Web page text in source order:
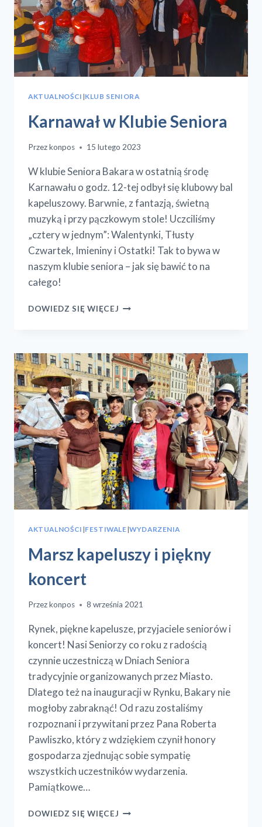
AKTUALNOŚCI |KLUB SENIORA
Karnawał w Klubie Seniora
Przezkonpos 15 lutego 2023
W klubie Seniora Bakara w ostatnią środę
Karnawału o godz. 12-tej odbył się klubowy bal
kapeluszowy. Barwnie, z fantazją, świetną
muzyką i przy pączkowym stole! Uczciliśmy
„cztery w jednym”: Walentynki, Tłusty
Czwartek, Imieniny i Ostatki! Tak to bywa w
naszym klubie seniora – jak się bawić to na
całego!
DOWIEDZ SIĘ WIĘCEJ KARNAWAŁ
AKTUALNOŚCI |FESTIWALE|WYDARZENIA
Marsz kapeluszy i piękny
koncert
Przezkonpos 8 września 2021
Rynek, piękne kapelusze, przyjaciele seniorów i
koncert! Nasi Seniorzy co roku z radością
czynnie uczestniczą w Dniach Seniora
tradycyjnie organizowanych przez Miasto.
Dlatego też na inauguracji w Rynku, Bakary nie
mogłoby zabraknąć! Od razu zostaliśmy
rozpoznani i przywitani przez Pana Roberta
Pawliszko, który z wdziękiem czynił honory
gospodarza zjednując sobie sympatię
wszystkich uczestników wydarzenia.
Pamiątkowe…
DOWIEDZ SIĘ WIĘCEJ MARSZ